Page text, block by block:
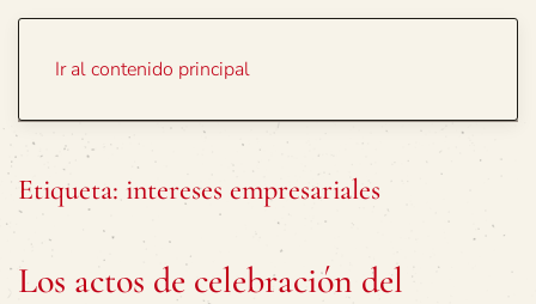
Ir al contenido principal
Etiqueta: intereses empresariales
Los actos de celebración del